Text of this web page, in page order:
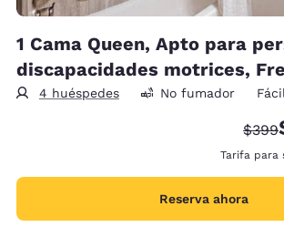
1 Cama Queen, Apto para
discapacidades motrices,
4 huéspedes No fumador
$399
Tarifa para
Reserva ahora